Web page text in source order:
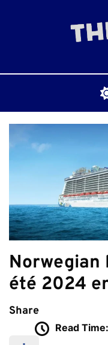
Norwegian
été 2024
Share
Read Time: